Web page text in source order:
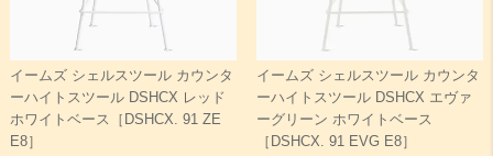
イームズ シェルスツール カウンタ
ーハイトスツール DSHCX レッド
ホワイトベース［DSHCX. 91 ZE
E8］
イームズ シェルスツール カウンタ
ーハイトスツール DSHCX エヴァ
ーグリーン ホワイトベース
［DSHCX. 91 EVG E8］